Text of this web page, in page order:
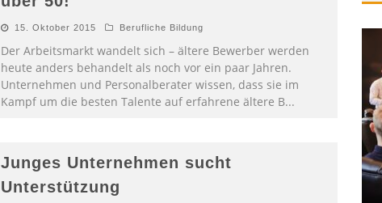
15. Oktober 2015 Berufliche Bildung
Der Arbeitsmarkt wandelt sich – ältere Bewerber werden
heute anders behandelt als noch vor ein paar Jahren.
Unternehmen und Personalberater wissen, dass sie im
Kampf um die besten Talente auf erfahrene ältere B...
Junges Unternehmen sucht
Unterstützung